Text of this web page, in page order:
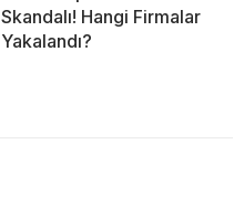
Skandalı! Hangi Firmalar
Yakalandı?